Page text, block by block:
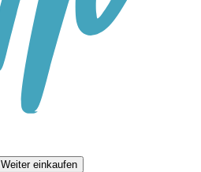
Weiter einkaufen